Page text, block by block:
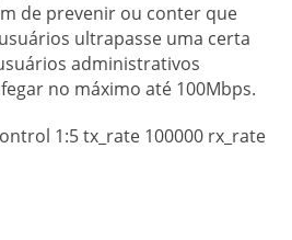
de prevenir ou conter que
ultrapasse uma certa
administrativos
no máximo até 100Mbps.
1:5 tx_rate 100000 rx_rate